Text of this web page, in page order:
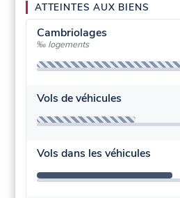
ATTEINTES AUX BIENS
Cambriolages
‰ logements
Vols de véhicules
Vols dans les véhicules